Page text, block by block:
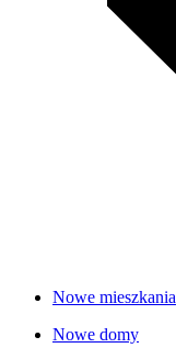
Nowe mieszkania
Nowe domy